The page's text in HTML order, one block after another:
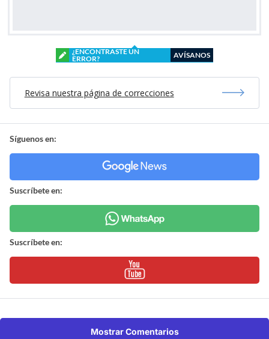
¿ENCONTRASTE UN
ERROR?
AVÍSANOS
Revisa nuestra página de correcciones
Síguenos en:
Suscríbete en:
Suscríbete en:
Mostrar Comentarios